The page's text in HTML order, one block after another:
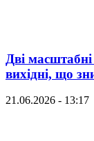
Дві
вихідні, що
21.06.2026 - 13:17